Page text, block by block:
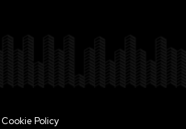
Cookie Policy